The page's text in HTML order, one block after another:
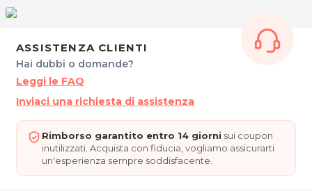
ASSISTENZA CLIENTI
Hai dubbi o domande?
Leggi le FAQ
Inviaci una richiesta di assistenza
Rimborso garantito entro 14 giorni sui coupon
inutilizzati. Acquista con fiducia, vogliamo assicurarti
un'esperienza sempre soddisfacente.